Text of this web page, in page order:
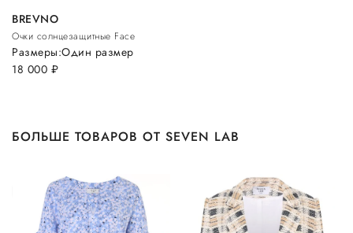
BREVNO
Очки солнцезащитные Face
18 000 руб.
Размеры:Один размер
БОЛЬШЕ ТОВАРОВ ОТ SEVEN LAB